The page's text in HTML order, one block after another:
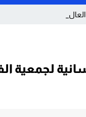
والمساعد _
لجمعية